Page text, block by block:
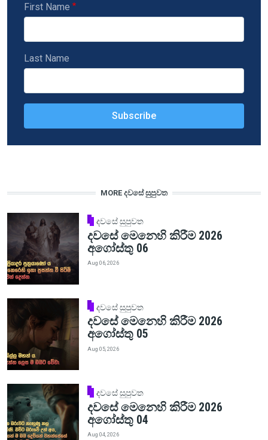
First Name
Last Name
MORE දවසේ සුපුවත
දවසේ සුපුවත
දවසේ මෙනෙහි කිරීම 2026
අගෝස්තු 06
Aug 06, 2026
දවසේ සුපුවත
දවසේ මෙනෙහි කිරීම 2026
අගෝස්තු 05
Aug 05, 2026
දවසේ සුපුවත
දවසේ මෙනෙහි කිරීම 2026
අගෝස්තු 04
Aug 04, 2026